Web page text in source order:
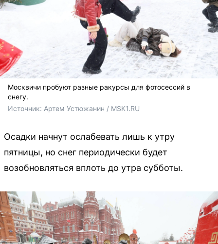
Москвичи пробуют разные ракурсы для фотосессий в
снегу.
Источник: Артем Устюжанин / MSK1.RU
Осадки начнут ослабевать лишь к утру
пятницы, но снег периодически будет
возобновляться вплоть до утра субботы.